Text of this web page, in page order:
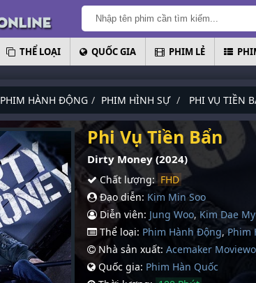
THỂ LOẠI QUỐC GIA PHIM LẺ
PHIM HÀNH ĐỘNG PHIM HÌNH SỰ PHI VỤ TIỀN
Phi Vụ Tiền Bẩn
Dirty Money (2024)
Chất lượng: FHD
Đạo diễn: Kim Min Soo
Diễn viên: Jung Woo, Kim Dae
Thể loại: Phim Hành Động,Phim
Nhà sản xuất: Acemaker
Quốc gia: Phim Hàn Quốc